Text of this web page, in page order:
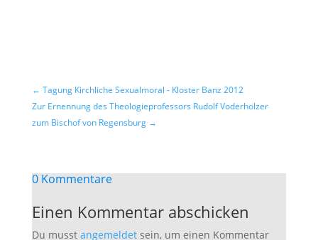
← Tagung Kirchliche Sexualmoral - Kloster Banz 2012
Zur Ernennung des Theologieprofessors Rudolf Voderholzer
zum Bischof von Regensburg→
0 Kommentare
Einen Kommentar abschicken
Du musst angemeldetsein, um einen Kommentar